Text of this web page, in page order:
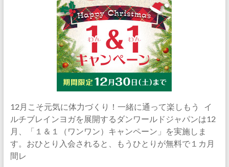
12月こそ元気に体力づくり！一緒に通って楽しもう イ
ルチブレインヨガを展開するダンワールドジャパンは12
月、「１＆１（ワンワン）キャンペーン」を実施しま
す。おひとり入会されると、もうひとりが無料で１カ月
間レ